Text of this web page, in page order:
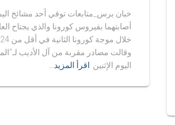
خبان برس_متابعات توفي أحد مشائخ
أصابتهما بفيروس كورونا والذي يجتاح
وقالت مصادر مقربة من آل الأديب
اليوم الإثنين اقرأ المزيد…